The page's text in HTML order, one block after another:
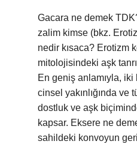
Gacara ne demek
zalim kimse (bkz.
nedir kısaca? Erotizm
mitolojisindeki aşk
En geniş anlamıyla, iki
cinsel yakınlığında ve
dostluk ve aşk
kapsar. Eksere ne
sahildeki konvoyun